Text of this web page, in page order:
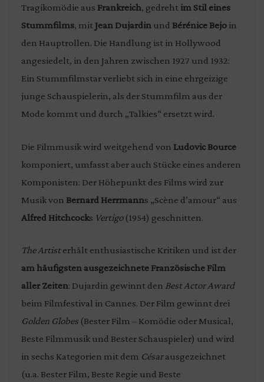
Tragikomödie aus Frankreich, gedreht im Stil eines
Stummfilms, mit Jean Dujardin und Bérénice Bejo in
den Hauptrollen. Die Handlung ist in Hollywood
angesiedelt, in den Jahren zwischen 1927 und 1932:
Ein Stummfilmstar verliebt sich in eine ehrgeizige
junge Schauspielerin, als der Stummfilm aus der
Mode kommt und durch „Talkies“ ersetzt wird.
Die Filmmusik wird weitgehend von Ludovic Bource
komponiert, umfasst aber auch Stücke eines anderen
Komponisten: Der Höhepunkt des Films wird zur
Musik von Bernard Herrmanns „Scène d’amour“ aus
Alfred Hitchcocks Vertigo(1954) geschnitten.
The Artisterhält enthusiastische Kritiken und ist der
am häufigsten ausgezeichnete Französische Film
aller Zeiten: Dujardin gewinnt den Best Actor Award
beim Filmfestival in Cannes. Der Film gewinnt drei
Golden Globes (Bester Film – Komödie oder Musical,
Beste Filmmusik und Bester Schauspieler) und wird
in sechs Kategorien mit dem Césarausgezeichnet
(u.a. Bester Film, Beste Regie und Beste